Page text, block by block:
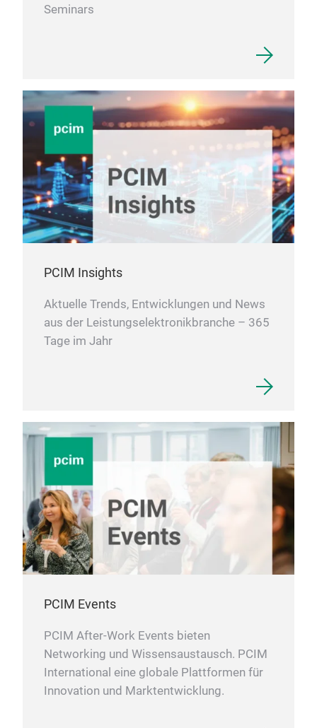
Seminars
PCIM Insights
Aktuelle Trends, Entwicklungen und News
aus der Leistungselektronikbranche – 365
Tage im Jahr
PCIM Events
PCIM After-Work Events bieten
Networking und Wissensaustausch. PCIM
International eine globale Plattformen für
Innovation und Marktentwicklung.